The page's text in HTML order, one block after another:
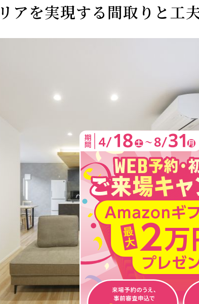
アを実現する間取りと工